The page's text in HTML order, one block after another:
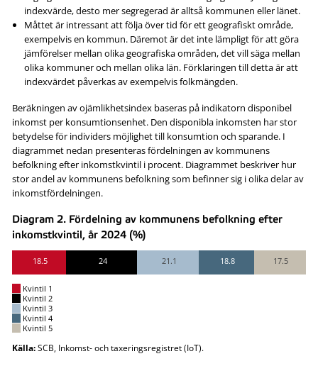
indexvärde, desto mer segregerad är alltså kommunen eller länet.
Måttet är intressant att följa över tid för ett geografiskt område,
exempelvis en kommun. Däremot är det inte lämpligt för att göra
jämförelser mellan olika geografiska områden, det vill säga mellan
olika kommuner och mellan olika län. Förklaringen till detta är att
indexvärdet påverkas av exempelvis folkmängden.
Beräkningen av ojämlikhetsindex baseras på indikatorn disponibel
inkomst per konsumtionsenhet. Den disponibla inkomsten har stor
betydelse för individers möjlighet till konsumtion och sparande. I
diagrammet nedan presenteras fördelningen av kommunens
befolkning efter inkomstkvintil i procent. Diagrammet beskriver hur
stor andel av kommunens befolkning som befinner sig i olika delar av
inkomstfördelningen.
Diagram 2. Fördelning av kommunens befolkning efter
inkomstkvintil, år 2024 (%)
18.5 24 21.1 18.8 17.5
Kvintil 1
Kvintil 2
Kvintil 3
Kvintil 4
Kvintil 5
Källa:SCB, Inkomst- och taxeringsregistret (IoT).